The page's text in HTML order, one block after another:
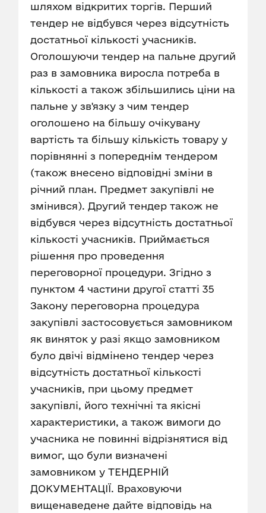
шляхом відкритих торгів. Перший
тендер не відбувся через відсутність
достатньої кількості учасників.
Оголошуючи тендер на пальне другий
раз в замовника виросла потреба в
кількості а також збільшились ціни на
пальне у зв'язку з чим тендер
оголошено на більшу очікувану
вартість та більшу кількість товару у
порівнянні з попереднім тендером
(також внесено відповідні зміни в
річний план. Предмет закупівлі не
змінився). Другий тендер також не
відбувся через відсутність достатньої
кількості учасників. Приймається
рішення про проведення
переговорної процедури. Згідно з
пунктом 4 частини другої статті 35
Закону переговорна процедура
закупівлі застосовується замовником
як виняток у разі якщо замовником
було двічі відмінено тендер через
відсутність достатньої кількості
учасників, при цьому предмет
закупівлі, його технічні та якісні
характеристики, а також вимоги до
учасника не повинні відрізнятися від
вимог, що були визначені
замовником у ТЕНДЕРНІЙ
ДОКУМЕНТАЦІЇ. Враховуючи
вищенаведене дайте відповідь на